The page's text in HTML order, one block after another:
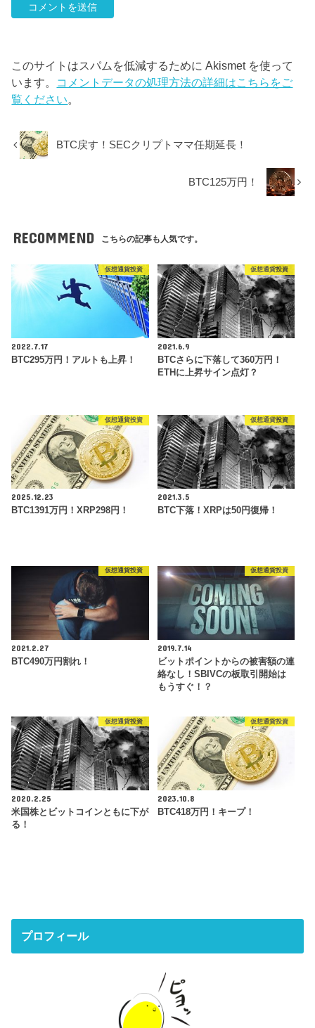
このサイトはスパムを低減するために Akismet を使って
います。 コメントデータの処理方法の詳細はこちらをご
覧ください。
BTC戻す！SECクリプトママ任期延長！
BTC125万円！
RECOMMEND こちらの記事も人気です。
仮想通貨投資
2022.7.17
BTC295万円！アルトも上昇！
仮想通貨投資
2021.6.9
BTCさらに下落して360万円！
ETHに上昇サイン点灯？
仮想通貨投資
2025.12.23
BTC1391万円！XRP298円！
仮想通貨投資
2021.3.5
BTC下落！XRPは50円復帰！
仮想通貨投資
2021.2.27
BTC490万円割れ！
仮想通貨投資
2019.7.14
ビットポイントからの被害額の連
絡なし！SBIVCの板取引開始は
もうすぐ！？
仮想通貨投資
2020.2.25
米国株とビットコインともに下が
る！
仮想通貨投資
2023.10.8
BTC418万円！キープ！
プロフィール